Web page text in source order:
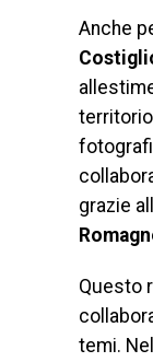
Anche
grazie
Questo
temi.